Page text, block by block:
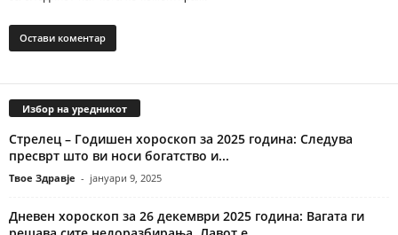
Избор на уредникот
Стрелец – Годишен хороскоп за 2025 година: Следува
пресврт што ви носи богатство и...
Твое Здравје - јануари 9, 2025
Дневен хороскоп за 26 декември 2025 година: Вагата ги